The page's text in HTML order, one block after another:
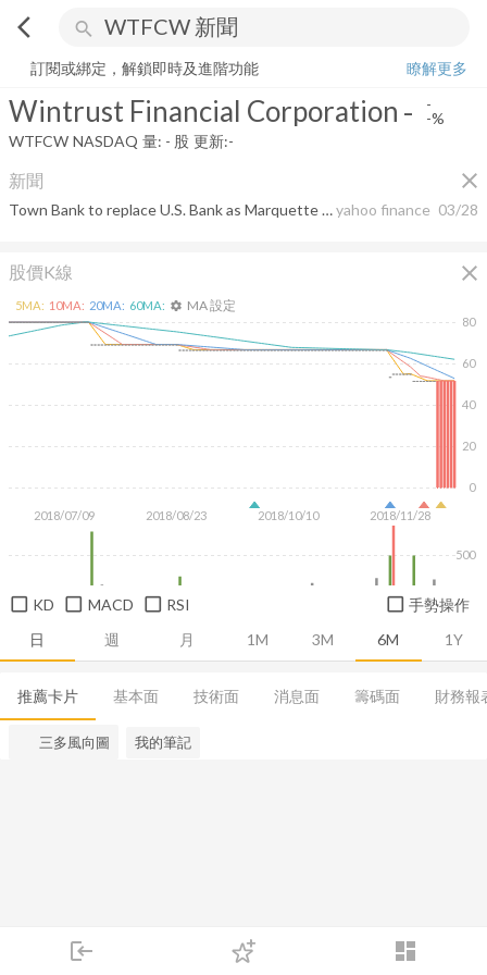
arrow_back_ios search
login dashboard
下單
Wintrust Financial Corporation --%
訂閱或綁定，解鎖即時及進階功能
瞭解更多
Wintrust Financial Corporation - -
-%
WTFCW NASDAQ 量: - 股 更新:-
新聞 close
Town Bank to replace U.S. Bank as Marquette University&apos;s banking partneryahoo finance 03/28
股價K線 close
日 週 月 1M 3M 6M 1Y
2018/07/09 2018/08/23 2018/10/10 2018/11/28
0
20
40
60
80
500
5MA: 10MA: 20MA: 60MA: settings MA 設定
KD MACD RSI 手勢操作
推薦卡片 基本面 技術面 消息面 籌碼面 財務報
三多風向圖 我的筆記